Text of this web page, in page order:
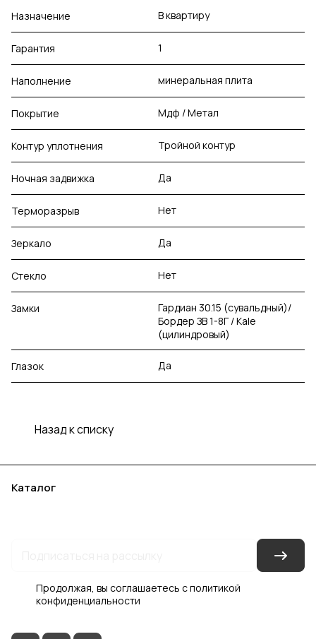
Назначение В квартиру
Гарантия 1
Наполнение минеральная плита
Покрытие Мдф / Метал
Контур уплотнения Тройной контур
Ночная задвижка Да
Терморазрыв Нет
Зеркало Да
Стекло Нет
Замки
Гардиан 30.15 (сувальдный)/
Бордер ЗВ 1-8Г / Kale
(цилиндровый)
Глазок Да
Назад к списку
Каталог
Продолжая, вы соглашаетесь сполитикой
конфиденциальности